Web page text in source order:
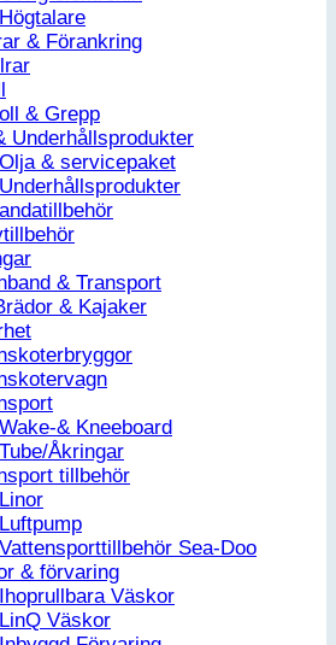
Högtalare
& Förankring
& Grepp
Underhållsprodukter
Olja & servicepaket
Underhållsprodukter
& Transport
& Kajaker
Wake-& Kneeboard
Tube/Åkringar
tillbehör
Linor
Luftpump
Vattensporttillbehör Sea-Doo
& förvaring
Ihoprullbara Väskor
LinQ Väskor